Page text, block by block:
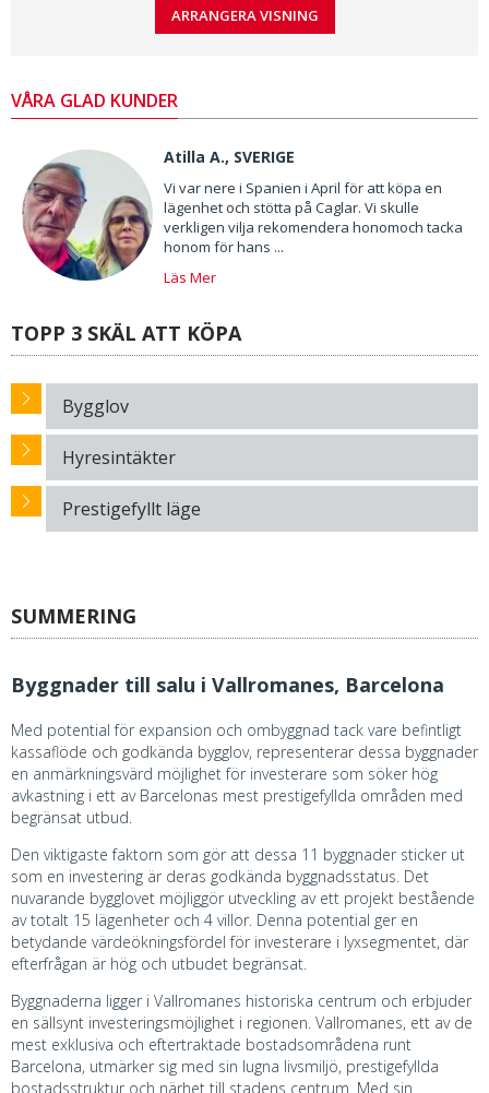
VÅRA GLAD KUNDER
Atilla A., SVERIGE
Vi var nere i Spanien i April för att köpa en
lägenhet och stötta på Caglar. Vi skulle
verkligen vilja rekomendera honomoch tacka
honom för hans ...
Läs Mer
TOPP 3 SKÄL ATT KÖPA
Bygglov
Hyresintäkter
Prestigefyllt läge
SUMMERING
Byggnader till salu i Vallromanes, Barcelona
Med potential för expansion och ombyggnad tack vare befintligt
kassaflöde och godkända bygglov, representerar dessa byggnader
en anmärkningsvärd möjlighet för investerare som söker hög
avkastning i ett av Barcelonas mest prestigefyllda områden med
begränsat utbud.
Den viktigaste faktorn som gör att dessa 11 byggnader sticker ut
som en investering är deras godkända byggnadsstatus. Det
nuvarande bygglovet möjliggör utveckling av ett projekt bestående
av totalt 15 lägenheter och 4 villor. Denna potential ger en
betydande värdeökningsfördel för investerare i lyxsegmentet, där
efterfrågan är hög och utbudet begränsat.
Byggnaderna ligger i Vallromanes historiska centrum och erbjuder
en sällsynt investeringsmöjlighet i regionen. Vallromanes, ett av de
mest exklusiva och eftertraktade bostadsområdena runt
Barcelona, ​​utmärker sig med sin lugna livsmiljö, prestigefyllda
bostadsstruktur och närhet till stadens centrum. Med sin